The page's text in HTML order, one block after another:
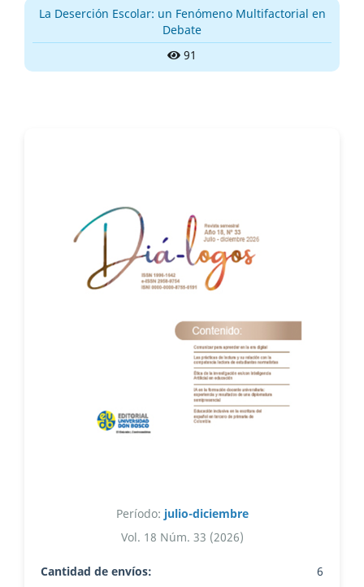
La Deserción Escolar: un Fenómeno Multifactorial en
Debate
91
Período: julio-diciembre
Vol. 18 Núm. 33 (2026)
Cantidad de envíos:
6